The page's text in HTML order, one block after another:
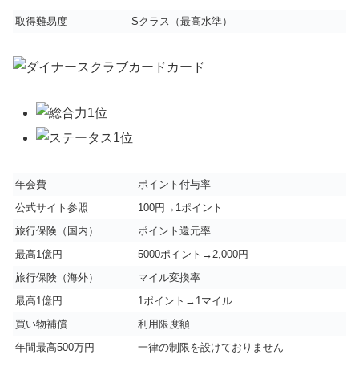
取得難易度 Sクラス（最高水準）
年会費
ポイント付与率
公式サイト参照
100円→1ポイント
旅行保険（国内）
ポイント還元率
最高1億円
5000ポイント→2,000円
旅行保険（海外）
マイル変換率
最高1億円
1ポイント→1マイル
買い物補償
利用限度額
年間最高500万円
一律の制限を設けておりません